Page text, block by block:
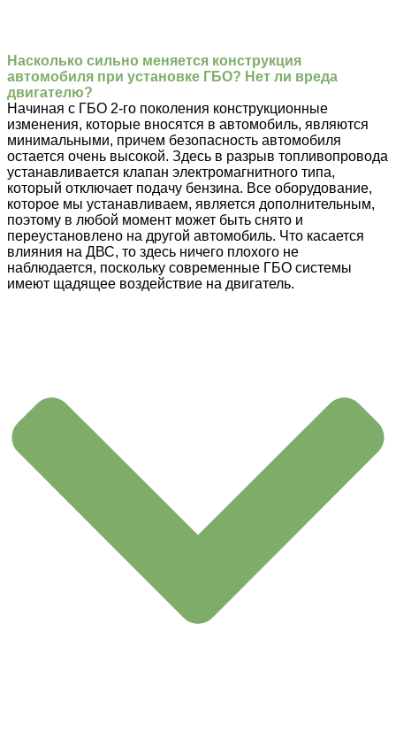
Насколько сильно меняется конструкция
автомобиля при установке ГБО? Нет ли вреда
двигателю?
Начиная с ГБО 2-го поколения конструкционные
изменения, которые вносятся в автомобиль, являются
минимальными, причем безопасность автомобиля
остается очень высокой. Здесь в разрыв топливопровода
устанавливается клапан электромагнитного типа,
который отключает подачу бензина. Все оборудование,
которое мы устанавливаем, является дополнительным,
поэтому в любой момент может быть снято и
переустановлено на другой автомобиль. Что касается
влияния на ДВС, то здесь ничего плохого не
наблюдается, поскольку современные ГБО системы
имеют щадящее воздействие на двигатель.